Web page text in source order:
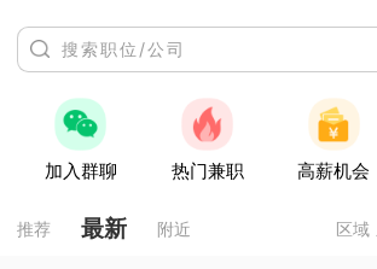
加入群聊 热门兼职 高薪机会
推荐 最新 附近 区域